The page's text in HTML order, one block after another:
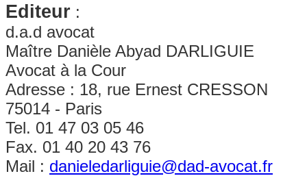
Editeur :
d.a.d avocat
Maître Danièle Abyad DARLIGUIE
Avocat à la Cour
Adresse : 18, rue Ernest CRESSON
75014 - Paris
Tel. 01 47 03 05 46
Fax. 01 40 20 43 76
Mail : danieledarliguie@dad-avocat.fr